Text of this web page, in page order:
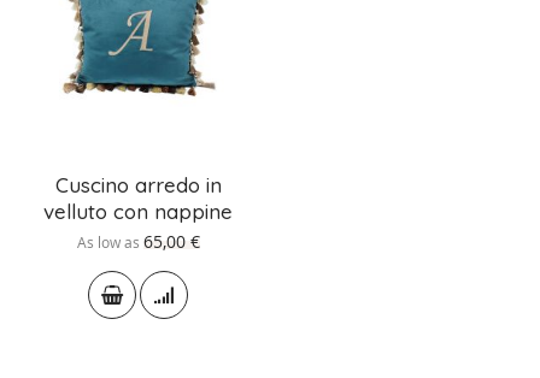
Cuscino arredo in
velluto con nappine
As low as 65,00 €